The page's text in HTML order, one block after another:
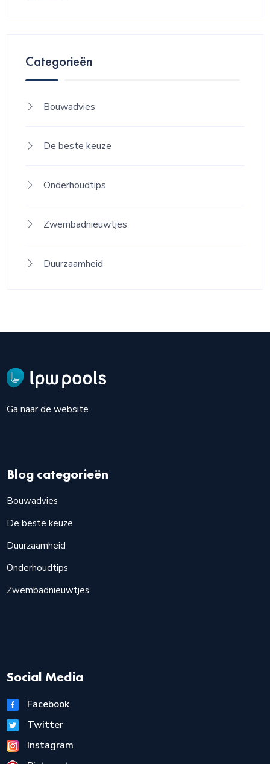
Categorieën
Bouwadvies
De beste keuze
Onderhoudtips
Zwembadnieuwtjes
Duurzaamheid
Ga naar de website
Blog categorieën
Bouwadvies
De beste keuze
Duurzaamheid
Onderhoudtips
Zwembadnieuwtjes
Social Media
Facebook
Twitter
Instagram